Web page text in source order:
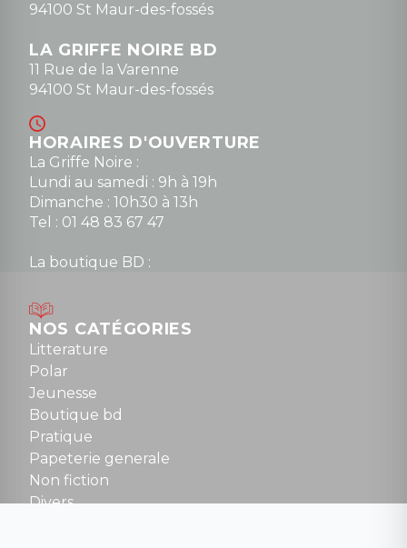
94100 St Maur-des-fossés
LA GRIFFE NOIRE BD
11 Rue de la Varenne
94100 St Maur-des-fossés
HORAIRES D'OUVERTURE
La Griffe Noire :
Lundi au samedi : 9h à 19h
Dimanche : 10h30 à 13h
Tel : 01 48 83 67 47
La boutique BD :
Mardi au samedi : 10h à 13h / 14h à 19h
Dimanche : 10h30 à 12h30
Tel : 01 48 89 13 88
Fermé le dimanche en Juillet et Août
NOUS CONTACTER
contact@la-griffe-noire.com
NOS CATÉGORIES
Litterature
Polar
Jeunesse
Boutique bd
Pratique
Papeterie generale
Non fiction
Divers